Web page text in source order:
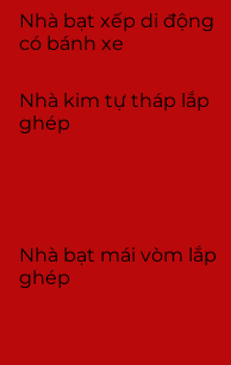
Nhà bạt xếp di động
có bánh xe
Nhà kim tự tháp lắp
ghép
Nhà bạt mái vòm lắp
ghép